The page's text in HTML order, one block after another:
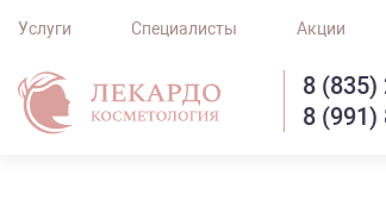
Услуги Специалисты Акции
8 (835)
8 (991)